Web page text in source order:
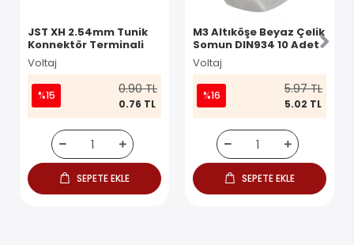
JST XH 2.54mm Tunik
Konnektör Terminali
Voltaj
%15 0.90 TL
0.76 TL
SEPETE EKLE
M3 Altıköşe Beyaz Çelik
Somun DIN934 10 Adet
Voltaj
%16 5.97 TL
5.02 TL
SEPETE EKLE